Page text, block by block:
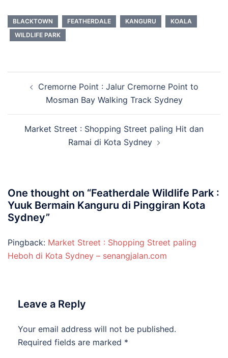
BLACKTOWN FEATHERDALE KANGURU
KOALA
WILDLIFE PARK
navigation
Cremorne Point : Jalur Cremorne Point to
Mosman Bay Walking Track Sydney
Market Street : Shopping Street paling Hit dan
Ramai di Kota Sydney
One thought on “Featherdale Wildlife Park :
Yuuk Bermain Kanguru di Pinggiran Kota
Sydney”
Pingback: Market Street : Shopping Street paling
Heboh di Kota Sydney – senangjalan.com
Leave a Reply
Your email address will not be published.
Required fields are marked *